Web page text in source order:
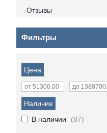
Отзывы
Фильтры
Цена
Наличие
В наличии
87